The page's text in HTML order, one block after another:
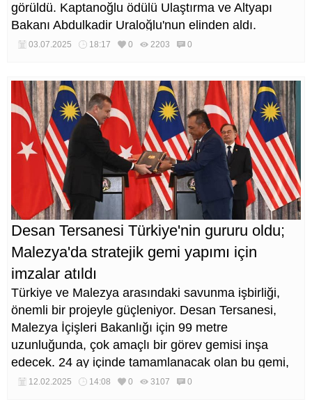
görüldü. Kaptanoğlu ödülü Ulaştırma ve Altyapı
Bakanı Abdulkadir Uraloğlu'nun elinden aldı.
03.07.2025 18:17 0 2203 0
Desan Tersanesi Türkiye'nin gururu oldu;
Malezya'da stratejik gemi yapımı için
imzalar atıldı
Türkiye ve Malezya arasındaki savunma işbirliği,
önemli bir projeyle güçleniyor. Desan Tersanesi,
Malezya İçişleri Bakanlığı için 99 metre
uzunluğunda, çok amaçlı bir görev gemisi inşa
edecek. 24 ay içinde tamamlanacak olan bu gemi,
Malezya Sahil Güvenlik Komutanlığı (MMEA)
12.02.2025 14:08 0 3107 0